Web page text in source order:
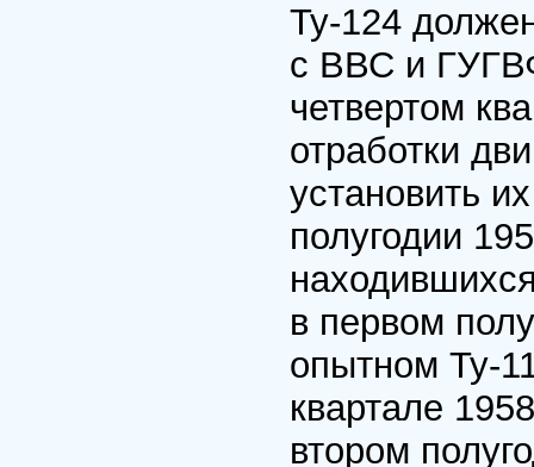
Ту-124
с ВВС и
четвертом
отработки
установить
полугодии
в первом
опытном Ту-
квартале
втором